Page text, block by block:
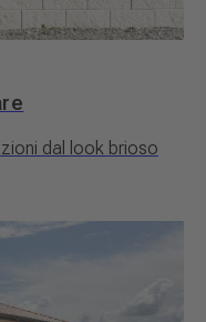
dal look brioso